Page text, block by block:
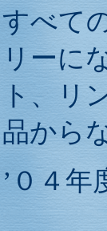
すべて
リーに
ト、リ
品から
’０４